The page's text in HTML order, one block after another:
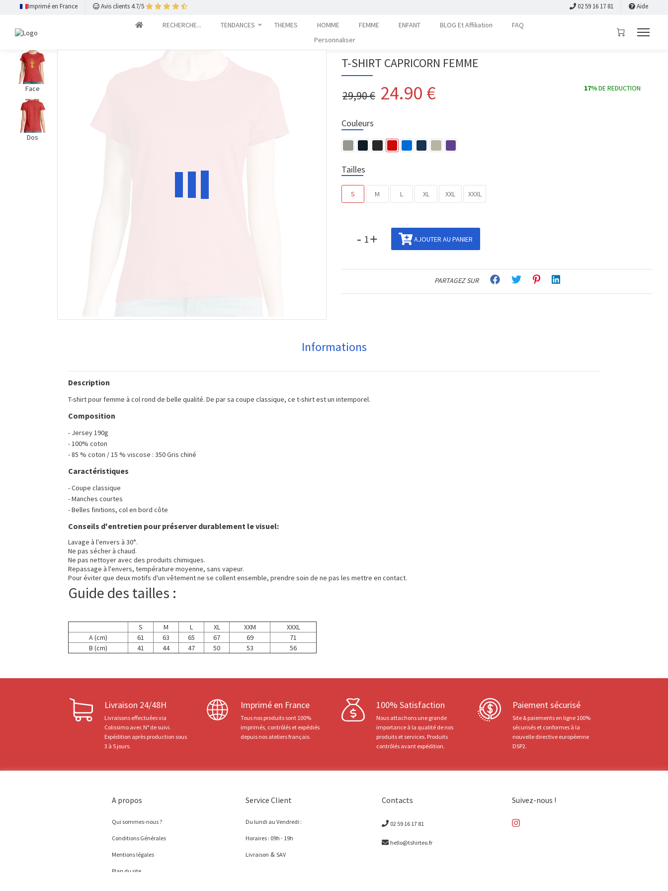
Imprimé en France Avis clients 4.7/5 02 59 16 17 81 Aide
RECHERCHE... TENDANCES THEMES HOMME FEMME ENFANT BLOG Et Affiliation
FAQ
Personnaliser
Face
Dos
T-SHIRT CAPRICORN FEMME
29,90 € 24.90 € 17%DE REDUCTION
Couleurs
Tailles
S M L XL XXL XXXL
- + AJOUTER AU PANIER
PARTAGEZ SUR
Informations
Description
T-shirt pour femme à col rond de belle qualité. De par sa coupe classique, ce t-shirt est un intemporel.
Composition
- Jersey 190g
- 100% coton
- 85 % coton / 15 % viscose : 350 Gris chiné
Caractéristiques
- Coupe classique
- Manches courtes
- Belles finitions, col en bord côte
Conseils d'entretien pour préserver durablement le visuel:
Lavage à l'envers à 30°.
Ne pas sécher à chaud.
Ne pas nettoyer avec des produits chimiques.
Repassage à l'envers, température moyenne, sans vapeur.
Pour éviter que deux motifs d'un vêtement ne se collent ensemble, prendre soin de ne pas les mettre en contact.
Guide des tailles :
S M L XL XXM
XXXL
A (cm)
61 63 65 67 69
71
B (cm)
41 44 47 50 53 56
Livraison 24/48H
Livraisons effectuées via
Colissimo avec N° de suivi.
Expédition après production sous
3 à 5 jours.
Imprimé en France
Tous nos produits sont 100%
imprimés, contrôlés et expédiés
depuis nos ateliers français.
100% Satisfaction
Nous attachons une grande
importance à la qualité de nos
produits et services. Produits
contrôlés avant expédition.
Paiement sécurisé
Site & paiements en ligne 100%
sécurisés et conformes à la
nouvelle directive européenne
DSP2.
A propos
Qui sommes-nous ?
Conditions Générales
Mentions légales
Plan du site
Service Client
Du lundi au Vendredi :
Horaires : 09h - 19h
Livraison &SAV
Contacts
02 59 16 17 81
hello@tshirteo.fr
Suivez-nous !